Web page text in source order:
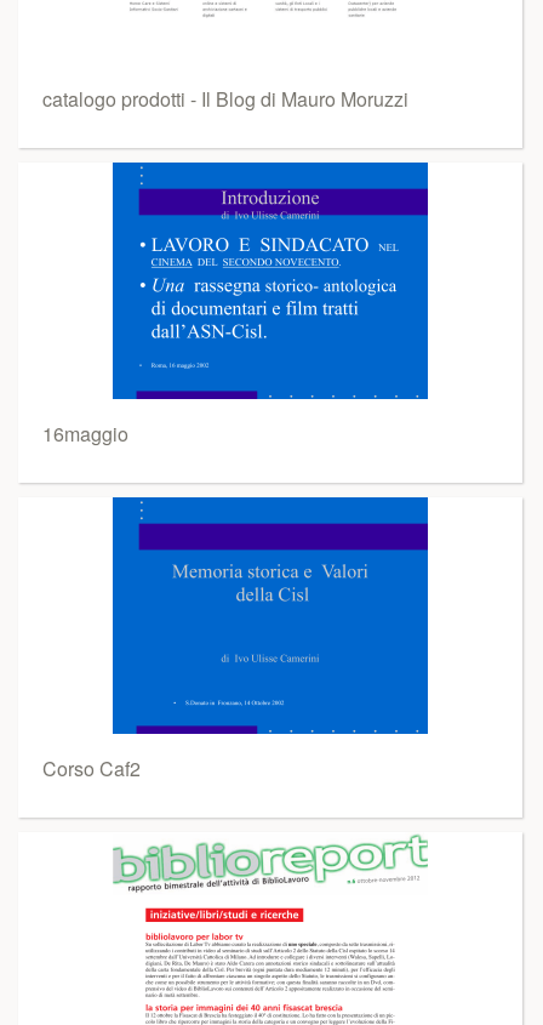
catalogo prodotti - Il Blog di Mauro Moruzzi
16maggio
Corso Caf2